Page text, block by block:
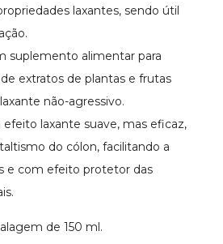
laxantes, sendo útil
suplemento alimentar para
extratos de plantas e frutas
não-agressivo.
laxante suave, mas eficaz,
do cólon, facilitando a
e com efeito protetor das
de 150 ml.